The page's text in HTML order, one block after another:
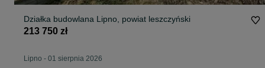
Działka budowlana Lipno, powiat leszczyński
213 750 zł
Lipno - 01 sierpnia 2026